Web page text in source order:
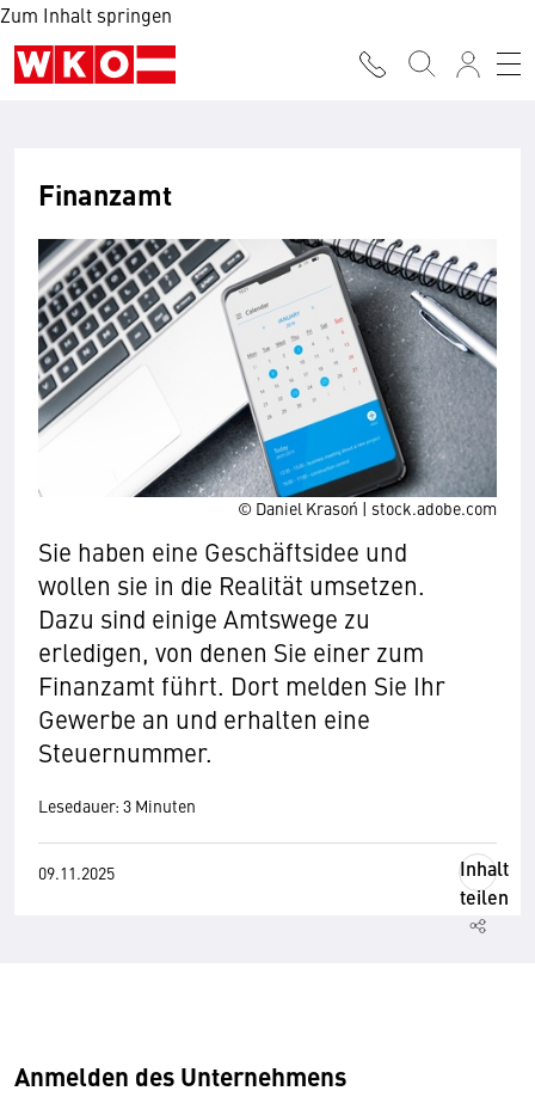
Zum Inhalt springen
© Daniel Krasoń | stock.adobe.com
Finanzamt
Sie haben eine Geschäftsidee und
wollen sie in die Realität umsetzen.
Dazu sind einige Amtswege zu
erledigen, von denen Sie einer zum
Finanzamt führt. Dort melden Sie Ihr
Gewerbe an und erhalten eine
Steuernummer.
Lesedauer: 3 Minuten
09.11.2025
Inhalt
teilen
Anmelden des Unternehmens